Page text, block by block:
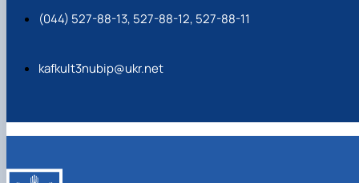
(044) 527-88-13, 527-88-12, 527-88-11
kafkult3nubip@ukr.net